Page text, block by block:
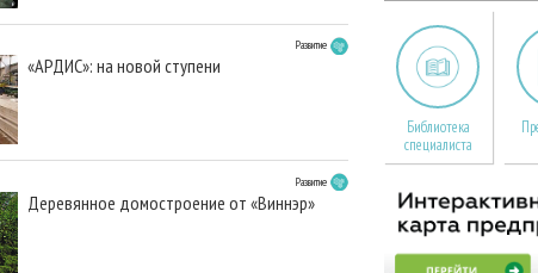
Развитие
«АРДИС»: на новой ступени
Развитие
Деревянное домостроение от «Виннэр»
Библиотека
специалиста